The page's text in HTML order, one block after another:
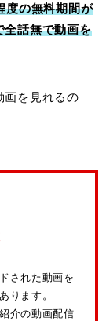
度の無料期間が
全話無で動画を
画を見れるの
された動画を
ります。
介の動画配信